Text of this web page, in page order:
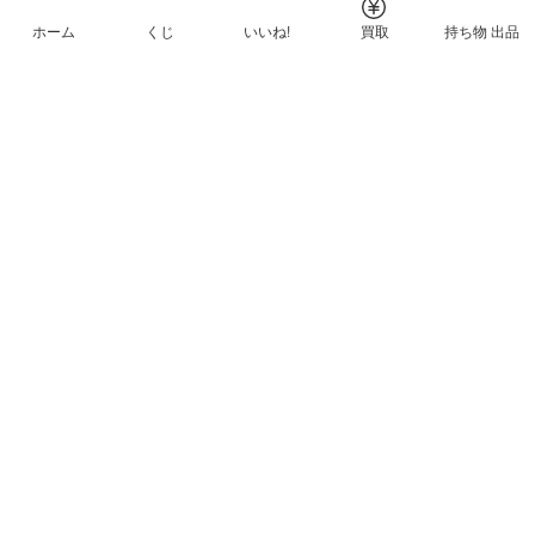
ホーム くじ いいね! 買取 持ち物 出品